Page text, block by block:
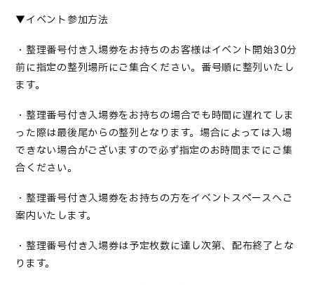
▼イベント参加方法
・整理番号付き入場券をお持ちのお客様はイベント開始30分
前に指定の整列場所にご集合ください。番号順に整列いたし
ます。
・整理番号付き入場券をお持ちの場合でも時間に遅れてしま
った際は最後尾からの整列となります。場合によっては入場
できない場合がございますので必ず指定のお時間までにご集
合ください。
・整理番号付き入場券をお持ちの方をイベントスペースへご
案内いたします。
・整理番号付き入場券は予定枚数に達し次第、配布終了とな
ります。